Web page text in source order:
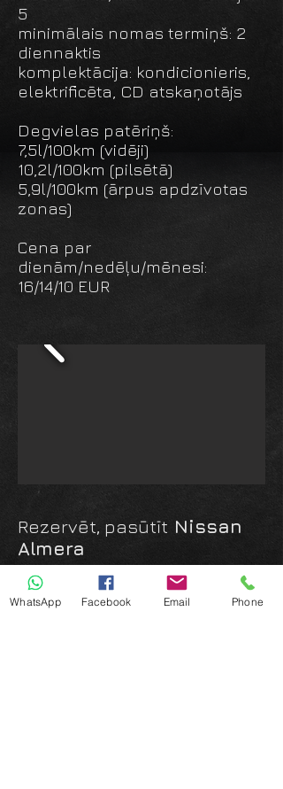
5
minimālais nomas termiņš: 2
diennaktis
komplektācija: kondicionieris,
elektrificēta, CD atskaņotājs
Degvielas patēriņš:
7,5l/100km (vidēji)
10,2l/100km (pilsētā)
5,9l/100km (ārpus apdzīvotas
zonas)
Сena par
dienām/nedēļu/mēnesi:
16/14/10 EUR
Rezervēt, pasūtīt Nissan
Almera
WhatsApp Facebook Email Phone